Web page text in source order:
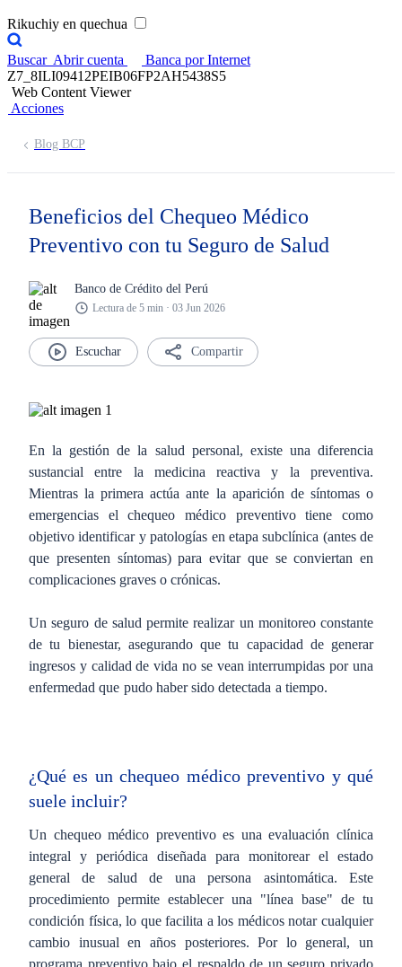
Rikuchiy en quechua
Buscar Abrir cuenta
Banca por Internet
Z7_8ILI09412PEIB06FP2AH5438S5
Web Content Viewer
Acciones
Blog BCP
Beneficios del Chequeo Médico
Preventivo con tu Seguro de Salud
Banco de Crédito del Perú
Lectura de 5 min · 03 Jun 2026
Compartir
En la gestión de la salud personal, existe una diferencia
sustancial entre la medicina reactiva y la preventiva.
Mientras la primera actúa ante la aparición de síntomas o
emergencias el chequeo médico preventivo tiene como
objetivo identificar y patologías en etapa subclínica (antes de
que presenten síntomas) para evitar que se conviertan en
complicaciones graves o crónicas.
Un seguro de salud permite realizar un monitoreo constante
de tu bienestar, asegurando que tu capacidad de generar
ingresos y calidad de vida no se vean interrumpidas por una
enfermedad que pudo haber sido detectada a tiempo.
¿Qué es un chequeo médico preventivo y qué
suele incluir?
Un chequeo médico preventivo es una evaluación clínica
integral y periódica diseñada para monitorear el estado
general de salud de una persona asintomática. Este
procedimiento permite establecer una "línea base" de tu
condición física, lo que facilita a los médicos notar cualquier
cambio inusual en años posteriores. Por lo general, un
programa preventivo bajo el respaldo de un seguro privado